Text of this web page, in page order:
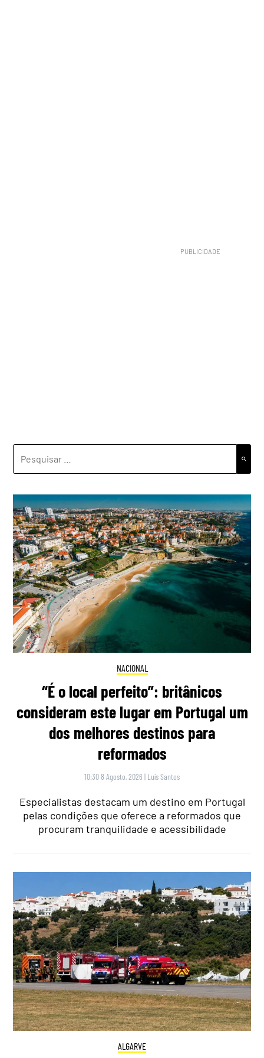
POR:
NACIONAL
“É o local perfeito”: britânicos
consideram este lugar em Portugal um
dos melhores destinos para
reformados
10:30 8 Agosto, 2026 | Luís Santos
Especialistas destacam um destino em Portugal
pelas condições que oferece a reformados que
procuram tranquilidade e acessibilidade
ALGARVE